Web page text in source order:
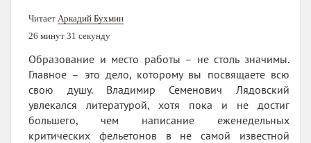
Читает Аркадий Бухмин
26 минут 31 секунду
Образование и место работы – не столь значимы.
Главное – это дело, которому вы посвящаете всю
свою душу. Владимир Семенович Лядовский
увлекался литературой, хотя пока и не достиг
большего, чем написание еженедельных
критических фельетонов в не самой известной